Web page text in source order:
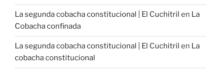
La segunda cobacha constitucional | El Cuchitril en La
Cobacha confinada
La segunda cobacha constitucional | El Cuchitril en La
cobacha constitucional